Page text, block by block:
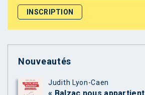
Nouveautés
Judith Lyon-Caen